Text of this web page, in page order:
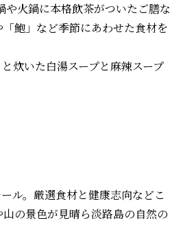
火鍋に本格飲茶がついたご膳な
鮑」など季節にあわせた食材を
炊いた白湯スープと麻辣スープ
ル。厳選食材と健康志向などこ
の景色が見晴ら淡路島の自然の